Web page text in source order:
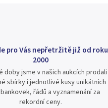
pro Vás nepřetržitě již od roku
2000
doby jsme v našich aukcích prodali
sbírky i jednotlivé kusy unikátních
řádů a vyznamenání za
rekordní ceny.